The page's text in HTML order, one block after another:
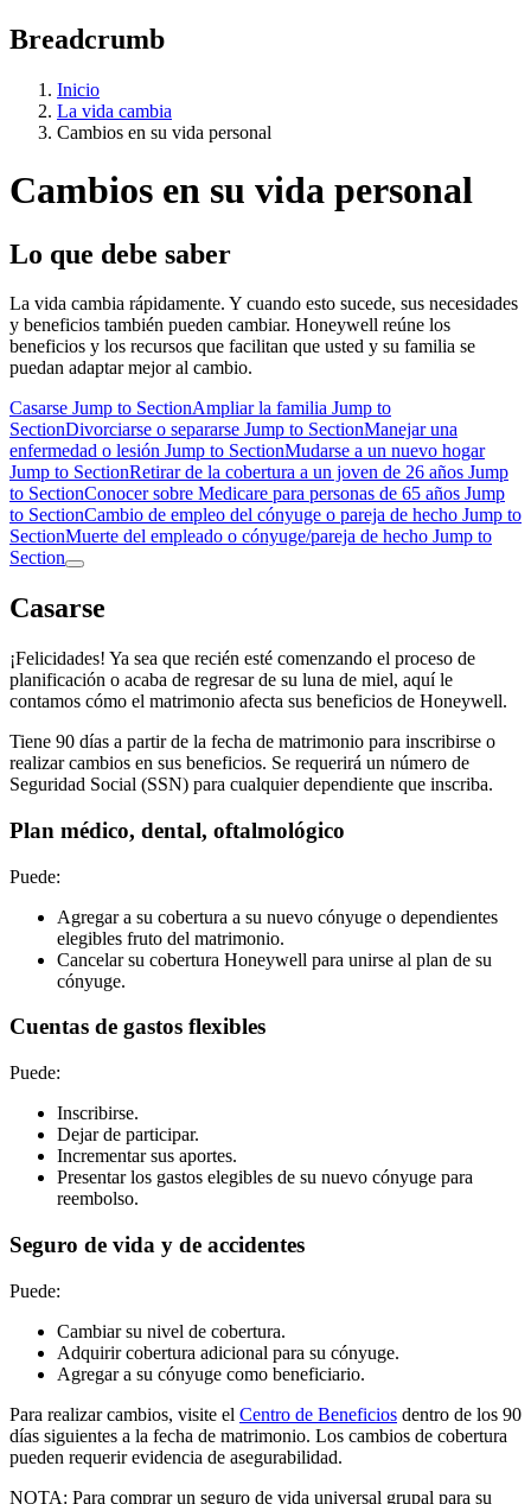
Breadcrumb
Inicio
La vida cambia
Cambios en su vida personal
Cambios en su vida personal
Lo que debe saber
La vida cambia rápidamente. Y cuando esto sucede, sus necesidades
y beneficios también pueden cambiar. Honeywell reúne los
beneficios y los recursos que facilitan que usted y su familia se
puedan adaptar mejor al cambio.
Casarse Jump to SectionAmpliar la familia Jump to
SectionDivorciarse o separarse Jump to SectionManejar una
enfermedad o lesión Jump to SectionMudarse a un nuevo hogar
Jump to SectionRetirar de la cobertura a un joven de 26 años Jump
to SectionConocer sobre Medicare para personas de 65 años Jump
to SectionCambio de empleo del cónyuge o pareja de hecho Jump to
SectionMuerte del empleado o cónyuge/pareja de hecho Jump to
Section
Casarse
¡Felicidades! Ya sea que recién esté comenzando el proceso de
planificación o acaba de regresar de su luna de miel, aquí le
contamos cómo el matrimonio afecta sus beneficios de Honeywell.
Tiene 90 días a partir de la fecha de matrimonio para inscribirse o
realizar cambios en sus beneficios. Se requerirá un número de
Seguridad Social (SSN) para cualquier dependiente que inscriba.
Plan médico, dental, oftalmológico
Puede:
Agregar a su cobertura a su nuevo cónyuge o dependientes
elegibles fruto del matrimonio.
Cancelar su cobertura Honeywell para unirse al plan de su
cónyuge.
Cuentas de gastos flexibles
Puede:
Inscribirse.
Dejar de participar.
Incrementar sus aportes.
Presentar los gastos elegibles de su nuevo cónyuge para
reembolso.
Seguro de vida y de accidentes
Puede:
Cambiar su nivel de cobertura.
Adquirir cobertura adicional para su cónyuge.
Agregar a su cónyuge como beneficiario.
Para realizar cambios, visite el Centro de Beneficios dentro de los 90
días siguientes a la fecha de matrimonio. Los cambios de cobertura
pueden requerir evidencia de asegurabilidad.
NOTA: Para comprar un seguro de vida universal grupal para su